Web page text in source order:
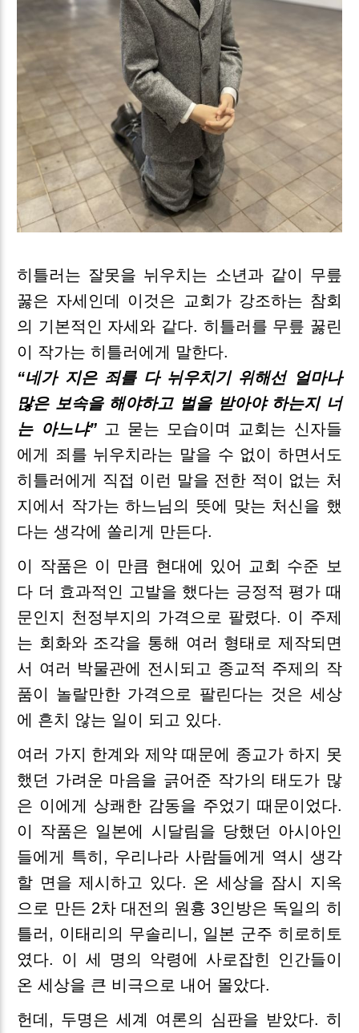
히틀러는 잘못을 뉘우치는 소년과 같이 무릎
꿇은 자세인데 이것은 교회가 강조하는 참회
의 기본적인 자세와 같다. 히틀러를 무릎 꿇린
이 작가는 히틀러에게 말한다.
“네가 지은 죄를 다 뉘우치기 위해선 얼마나
많은 보속을 해야하고 벌을 받아야 하는지 너
는 아느냐” 고 묻는 모습이며 교회는 신자들
에게 죄를 뉘우치라는 말을 수 없이 하면서도
히틀러에게 직접 이런 말을 전한 적이 없는 처
지에서 작가는 하느님의 뜻에 맞는 처신을 했
다는 생각에 쏠리게 만든다.
이 작품은 이 만큼 현대에 있어 교회 수준 보
다 더 효과적인 고발을 했다는 긍정적 평가 때
문인지 천정부지의 가격으로 팔렸다. 이 주제
는 회화와 조각을 통해 여러 형태로 제작되면
서 여러 박물관에 전시되고 종교적 주제의 작
품이 놀랄만한 가격으로 팔린다는 것은 세상
에 흔치 않는 일이 되고 있다.
여러 가지 한계와 제약 때문에 종교가 하지 못
했던 가려운 마음을 긁어준 작가의 태도가 많
은 이에게 상쾌한 감동을 주었기 때문이었다.
이 작품은 일본에 시달림을 당했던 아시아인
들에게 특히, 우리나라 사람들에게 역시 생각
할 면을 제시하고 있다. 온 세상을 잠시 지옥
으로 만든 2차 대전의 원흉 3인방은 독일의 히
틀러, 이태리의 무솔리니, 일본 군주 히로히토
였다. 이 세 명의 악령에 사로잡힌 인간들이
온 세상을 큰 비극으로 내어 몰았다.
헌데, 두명은 세계 여론의 심판을 받았다. 히